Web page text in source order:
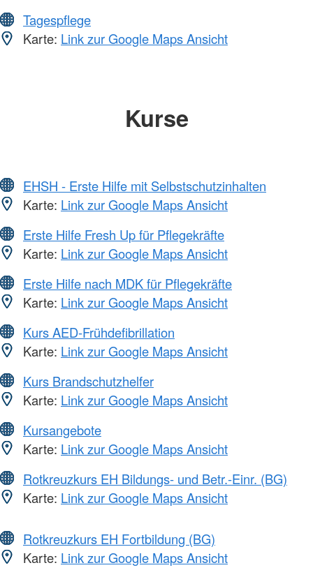
Tagespflege
Karte: Link zur Google Maps Ansicht
Kurse
EHSH - Erste Hilfe mit Selbstschutzinhalten
Karte: Link zur Google Maps Ansicht
Erste Hilfe Fresh Up für Pflegekräfte
Karte: Link zur Google Maps Ansicht
Erste Hilfe nach MDK für Pflegekräfte
Karte: Link zur Google Maps Ansicht
Kurs AED-Frühdefibrillation
Karte: Link zur Google Maps Ansicht
Kurs Brandschutzhelfer
Karte: Link zur Google Maps Ansicht
Kursangebote
Karte: Link zur Google Maps Ansicht
Rotkreuzkurs EH Bildungs- und Betr.-Einr. (BG)
Karte: Link zur Google Maps Ansicht
Rotkreuzkurs EH Fortbildung (BG)
Karte: Link zur Google Maps Ansicht